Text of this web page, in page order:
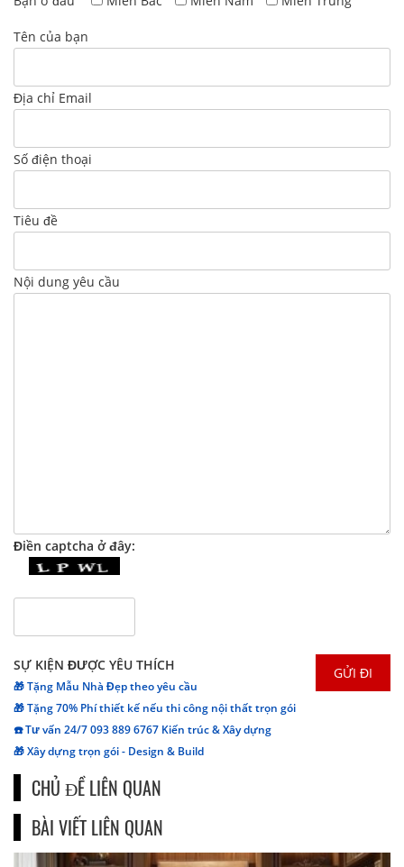
Tên của bạn
Địa chỉ Email
Số điện thoại
Tiêu đề
Nội dung yêu cầu
Điền captcha ở đây:
SỰ KIỆN ĐƯỢC YÊU THÍCH
🎁 Tặng Mẫu Nhà Đẹp theo yêu cầu
🎁 Tặng 70% Phí thiết kế nếu thi công nội thất trọn gói
☎️ Tư vấn 24/7 093 889 6767 Kiến trúc & Xây dựng
🎁 Xây dựng trọn gói - Design & Build
CHỦ ĐỀ LIÊN QUAN
BÀI VIẾT LIÊN QUAN